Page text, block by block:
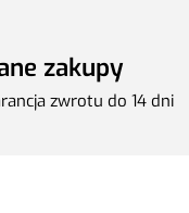
zakupy
zwrotu do 14 dni